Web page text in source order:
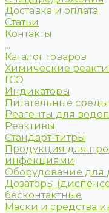
Доставка и оплата
Статьи
Контакты
...
Каталог товаров
Химические
ГСО
Индикаторы
Питательные среды
Реагенты для
Реактивы
Стандарт-титры
Продукция для
инфекциями
Оборудование для
Дозаторы
бесконтактные
Маски и средства